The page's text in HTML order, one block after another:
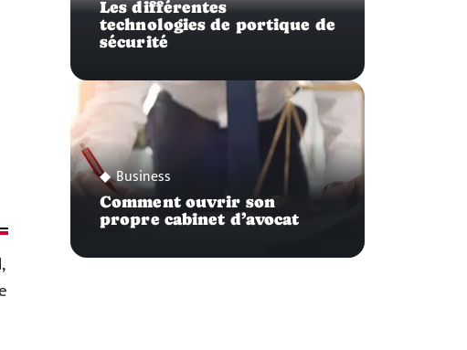
Les différentes
technologies de portique de
sécurité
Business
Comment ouvrir son
propre cabinet d’avocat